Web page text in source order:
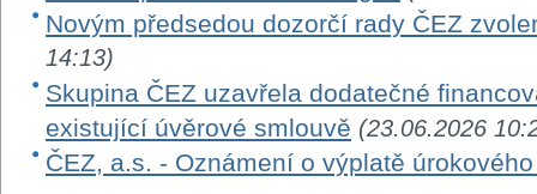
Novým předsedou dozorčí rady ČEZ
14:13)
Skupina ČEZ uzavřela dodatečné
existující úvěrové smlouvě (23.06.2026
ČEZ, a.s. - Oznámení o výplatě